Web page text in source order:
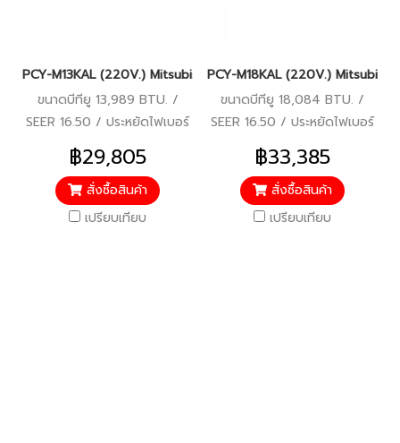
PCY-M13KAL (220V.) Mitsubishi Electric Mr.Slim รุ่นแขวนใต้ฝ้า
ขนาดบีทียู 13,989 BTU. /
SEER 16.50 / ประหยัดไฟเบอร์
฿29,805
สั่งซื้อสินค้า
เปรียบเทียบ
PCY-M18KAL (220V.)
ขนาดบีทียู 18,084 BTU. /
SEER 16.50 / ประหยัดไฟเบอร์
฿33,385
สั่งซื้อสินค้า
เปรียบเทียบ